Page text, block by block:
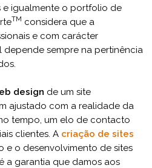
e igualmente o portfolio de
TM considera que a
e com carácter
depende sempre na pertinência
design de um site
ajustado com a realidade da
tempo, um elo de contacto
clientes. A criação de sites
e o desenvolvimento de sites
a garantia que damos aos